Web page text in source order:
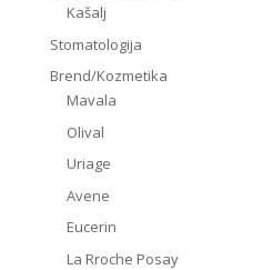
Kašalj
Stomatologija
Brend/Kozmetika
Mavala
Olival
Uriage
Avene
Eucerin
La Rroche Posay